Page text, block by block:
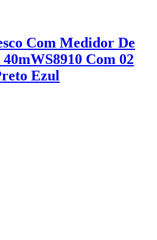
Com Medidor De
Com 02
Ezul